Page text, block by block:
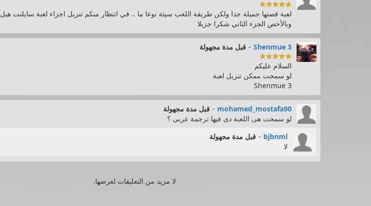

لعبة قصتها جميلة جدا ولكن طريقة اللعب سيئة نوعا ما .. في انتظار منكم تنزيل اجزاء لعبة سايلنت هيل
وبالأخص الجزء الثاني شكرا جزيلا
Shenmue 3
- قبل مدة مجهولة

السلام عليكم
لو سمحت ممكن تنزيل لعبة
Shenmue 3
mohamed_mostafa90
- قبل مدة مجهولة
لو سمحت هى اللعبة دى فيها ترجمة عربى ؟
bjbnml
- قبل مدة مجهولة
لا
لا مزيد من التعليقات لعرضها.